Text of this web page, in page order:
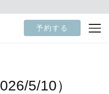
予約する
5/10）